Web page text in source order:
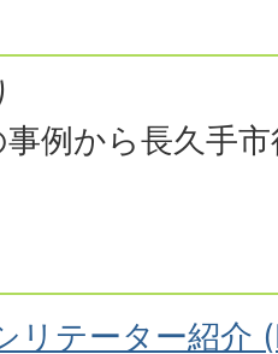
例から長久手
リテーター紹介